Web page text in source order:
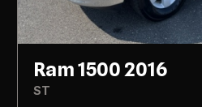
Ram 1500 2016
ST